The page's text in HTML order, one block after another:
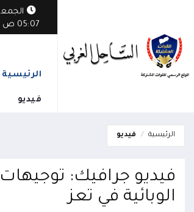
05:07 ص
يستهدف قرية مأهولة في الوازعية ويخلف أضراراً
الرئيسية
فيديو
الرئيسية فيديو
فيديو جرافيك:
الوبائية في تعز